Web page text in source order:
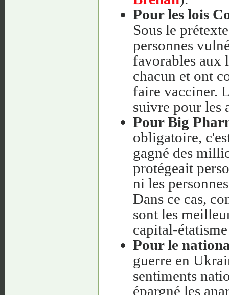
Pour les lois
Sous le
personnes
favorables aux
chacun et ont
faire vacciner.
suivre pour les
Pour Big
obligatoire,
gagné des
protégeait
ni les
Dans ce cas,
sont les
capital-
Pour le
guerre en
sentiments
épargné les